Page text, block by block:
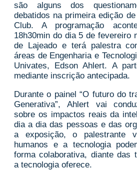
são alguns dos
debatidos na primeira edição
Club. A programação
18h30min do dia 5 de fevereiro
de Lajeado e terá palestra
áreas de Engenharia e
Univates, Edson Ahlert. A
mediante inscrição antecipada.
Durante o painel “O futuro do
Generativa”, Ahlert vai
sobre os impactos reais da
dia a dia das pessoas e das
a exposição, o palestrante
humanos e a tecnologia
forma colaborativa, diante das
a tecnologia oferece.